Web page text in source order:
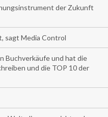
der Zukunft
sagt Media Control
Buchverkäufe und hat die
und die TOP 10 der